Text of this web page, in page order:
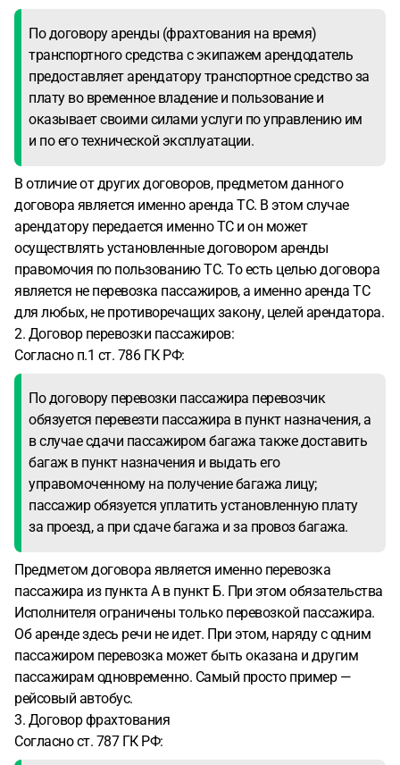
По договору аренды (фрахтования на время)
транспортного средства с экипажем арендодатель
предоставляет арендатору транспортное средство за
плату во временное владение и пользование и
оказывает своими силами услуги по управлению им
и по его технической эксплуатации.
В отличие от других договоров, предметом данного
договора является именно аренда ТС. В этом случае
арендатору передается именно ТС и он может
осуществлять установленные договором аренды
правомочия по пользованию ТС. То есть целью договора
является не перевозка пассажиров, а именно аренда ТС
для любых, не противоречащих закону, целей арендатора.
2. Договор перевозки пассажиров:
Согласно п.1 ст. 786 ГК РФ:
По договору перевозки пассажира перевозчик
обязуется перевезти пассажира в пункт назначения, а
в случае сдачи пассажиром багажа также доставить
багаж в пункт назначения и выдать его
управомоченному на получение багажа лицу;
пассажир обязуется уплатить установленную плату
за проезд, а при сдаче багажа и за провоз багажа.
Предметом договора является именно перевозка
пассажира из пункта А в пункт Б. При этом обязательства
Исполнителя ограничены только перевозкой пассажира.
Об аренде здесь речи не идет. При этом, наряду с одним
пассажиром перевозка может быть оказана и другим
пассажирам одновременно. Самый просто пример —
рейсовый автобус.
3. Договор фрахтования
Согласно ст. 787 ГК РФ: